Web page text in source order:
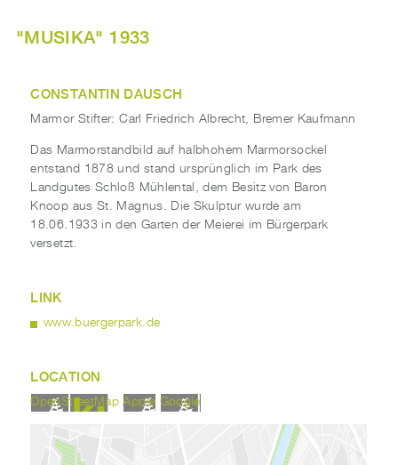
"MUSIKA" 1933
CONSTANTIN DAUSCH
Marmor Stifter: Carl Friedrich Albrecht, Bremer Kaufmann
Das Marmorstandbild auf halbhohem Marmorsockel
entstand 1878 und stand ursprünglich im Park des
Landgutes Schloß Mühlental, dem Besitz von Baron
Knoop aus St. Magnus. Die Skulptur wurde am
18.06.1933 in den Garten der Meierei im Bürgerpark
versetzt.
LINK
www.buergerpark.de
LOCATION
OpenStreetMap Apple Google